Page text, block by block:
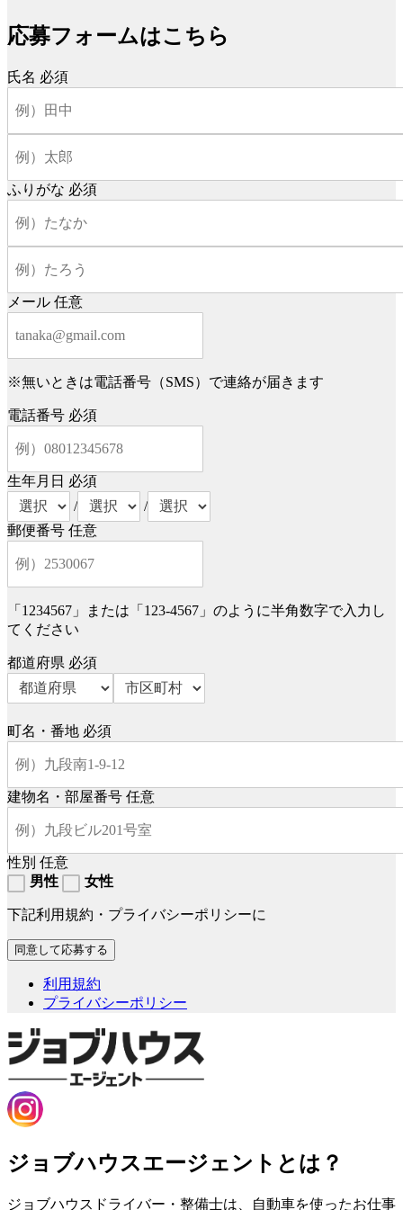
応募フォームはこちら
氏名 必須
ふりがな 必須
メール 任意
※無いときは電話番号（SMS）で連絡が届きます
電話番号 必須
生年月日 必須
/
/
郵便番号 任意
「1234567」または「123-4567」のように半角数字で入力し
てください
都道府県 必須
町名・番地 必須
建物名・部屋番号 任意
性別 任意
男性
女性
下記利用規約・プライバシーポリシーに
利用規約
プライバシーポリシー
ジョブハウスエージェントとは？
ジョブハウスドライバー・整備士は、自動車を使ったお仕事